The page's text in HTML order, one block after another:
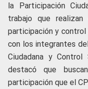
la Participación
trabajo que
participación y control
con los integrantes
Ciudadana y
destacó que
participación que el